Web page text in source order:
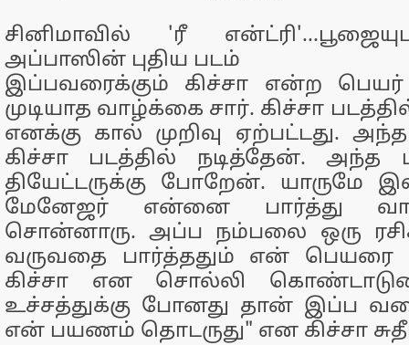
சினிமாவில் 'ரீ
அப்பாஸின் புதிய படம்
இப்பவரைக்கும் கிச்சா என்ற
முடியாத வாழ்க்கை சார். கிச்சா
எனக்கு கால் முறிவு ஏற்பட்டது.
கிச்சா படத்தில் நடித்தேன். அந்த
தியேட்டருக்கு போறேன். யாருமே
மேனேஜர் என்னை பார்த்து
சொன்னாரு. அப்ப நம்பலை ஒரு
வருவதை பார்த்ததும் என் பெயரை
கிச்சா என சொல்லி
உச்சத்துக்கு போனது தான் இப்ப
என் பயணம் தொடருது" என கிச்சா